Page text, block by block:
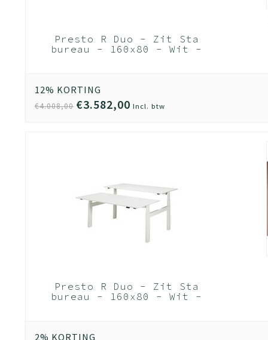
Presto R Duo - Zit Sta
bureau - 160x80 - Wit -
12% KORTING
€4.008,00 €3.582,00 Incl. btw
Presto R Duo - Zit Sta
bureau - 160x80 - Wit -
2% KORTING